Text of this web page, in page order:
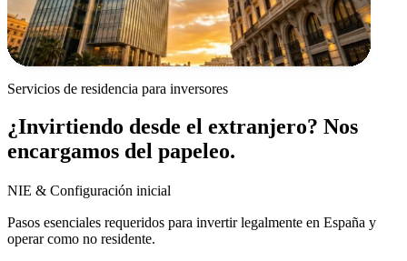
Servicios de residencia para inversores
¿Invirtiendo desde el extranjero? Nos
encargamos del papeleo.
NIE & Configuración inicial
Pasos esenciales requeridos para invertir legalmente en España y
operar como no residente.